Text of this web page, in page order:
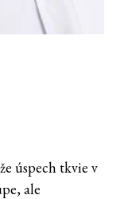
úspech tkvie v
ale